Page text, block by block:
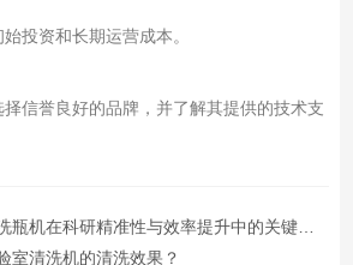
投资和长期运营成本。
信誉良好的品牌，并了解其提供的技术支
机在科研精准性与效率提升中的关键作用
室清洗机的清洗效果？